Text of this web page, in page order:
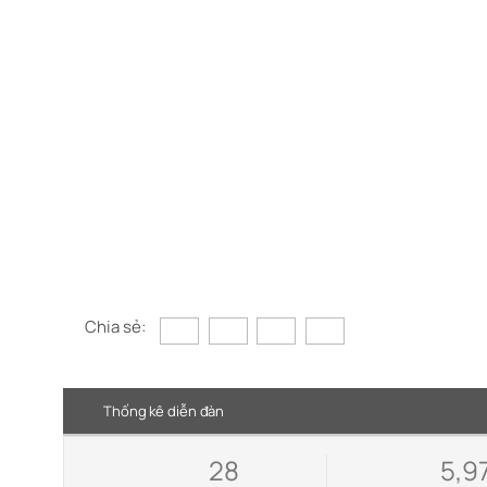
Chia sẻ:
Thống kê diễn đàn
28